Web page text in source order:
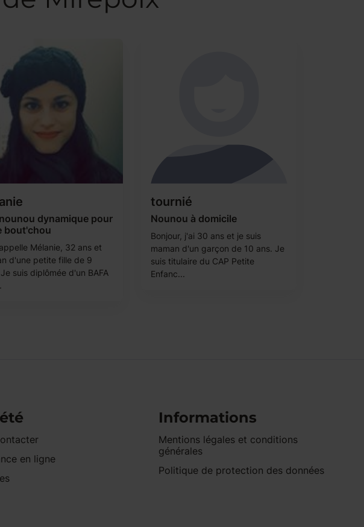
dynamique pour
bout'chou
Mélanie, 32 ans et
d'une petite fille de 9
suis diplômée d'un BAFA
tournié
Nounou à domicile
Bonjour, j'ai 30 ans et je suis
maman d'un garçon de 10 ans. Je
suis titulaire du CAP Petite
Enfanc...
en ligne
Informations
Mentions légales et conditions
générales
Politique de protection des données